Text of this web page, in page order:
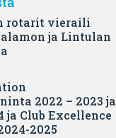
rotarit vieraili
ja Lintulan
2022 – 2023 ja
ja Club Excellence
2025